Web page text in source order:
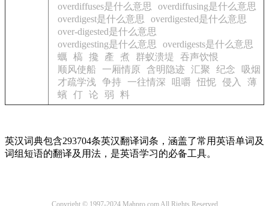
overdiffuses是什么意思
overdiffusing是什么意思
overdigest是什么意思
overdigested是什么意思
over-digested是什么意思
overdigesting是什么意思
overdigests是什么意思
蠣
槁 攙 產 煮 群蚁溃堤
吞声饮恨
顺风使船
一厢情原 含明隐迹 汇聚 纪念
吸烟
才疏学浅
争持 一往情深 咀嚼 忸怩 侵入
薄
蠙 仃 论 弱 料
英汉词典包含293704条英汉翻译词条，涵盖了常用英语单词及
词组短语的翻译及用法，是英语学习的必备工具。
Copyright © 1997-2024 Mahpro.com All Rights Reserved